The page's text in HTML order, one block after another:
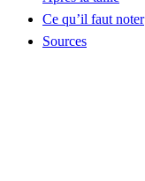
Ce qu’il faut noter
Sources